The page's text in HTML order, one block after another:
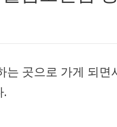
곳으로 가게 되면
.